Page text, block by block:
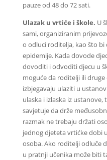
pauze od 48 do 72 sati.
Ulazak u vrtiće i škole. U
sami, organiziranim
o odluci roditelja, kao što bi
epidemije. Kada dovode
dovoditi i odvoditi djecu u
moguće da roditelji ili
izbjegavaju ulaziti u
ulaska i izlaska iz
savjetuje da drže
razmak ne trebaju držati
jednog djeteta vrtićke dobi
osoba. Ako roditelji odluče
u pratnji učenika može biti